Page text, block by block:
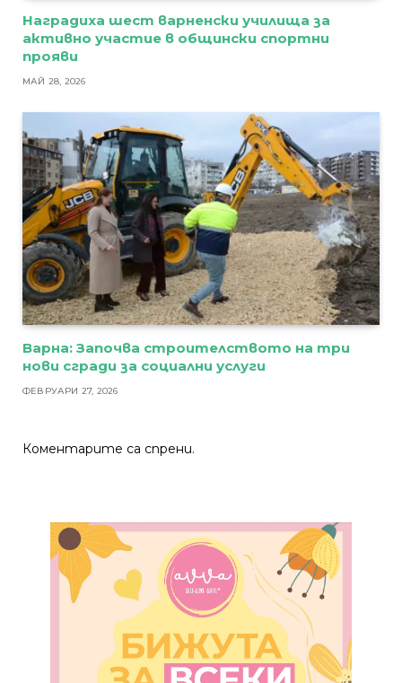
Наградиха шест варненски училища за
активно участие в общински спортни
прояви
МАЙ 28, 2026
Варна: Започва строителството на три
нови сгради за социални услуги
ФЕВРУАРИ 27, 2026
Коментарите са спрени.